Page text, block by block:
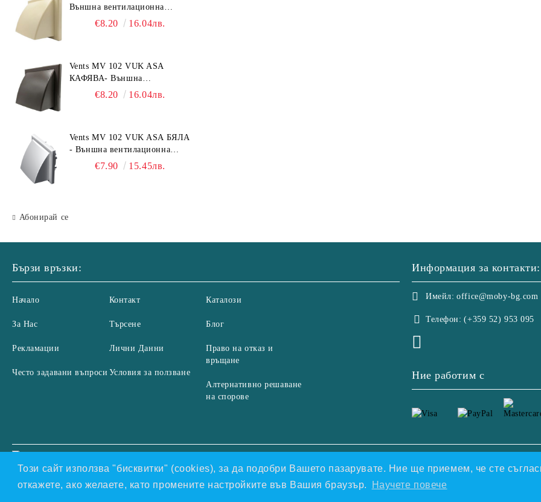
Този сайт използва "бисквитки" (cookies), за да подобри Вашето пазарувате. Ние ще приемем, че сте
откажете, ако желаете, като промените настройките във Вашия браузър.
Научете повече
Външна вентилационна
решетка с гравитачна клапа Ø
€8.20 16.04лв.
Vents MV 102 VUK ASA
КАФЯВА- Външна
вентилационна решетка с
€8.20 16.04лв.
Vents MV 102 VUK ASA БЯЛА
- Външна вентилационна
решетка с гравитачна клапа Ø
€7.90 15.45лв.
Абонирай се
Бързи връзки:
Начало
За Нас
Рекламации
Често задавани въпроси
Контакт
Търсене
Лични Данни
Условия за ползване
Каталози
Блог
Право на отказ и
връщане
Алтернативно решаване
на спорове
Информация за контакти:
Имейл: office@moby-bg.com
Телефон: (+359 52) 953 095
Ние работим с
Нашият онлайн магазин е 100% съобразен с GDPR. Прочетете нашата политика
Онлайн магазин от SELITON